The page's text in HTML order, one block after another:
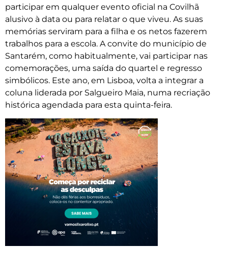
participar em qualquer evento oficial na Covilhã
alusivo à data ou para relatar o que viveu. As suas
memórias serviram para a filha e os netos fazerem
trabalhos para a escola. A convite do município de
Santarém, como habitualmente, vai participar nas
comemorações, uma saída do quartel e regresso
simbólicos. Este ano, em Lisboa, volta a integrar a
coluna liderada por Salgueiro Maia, numa recriação
histórica agendada para esta quinta-feira.